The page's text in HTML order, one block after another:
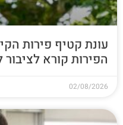
עונת קטיף פירות
הפירות קורא
02/08/2026